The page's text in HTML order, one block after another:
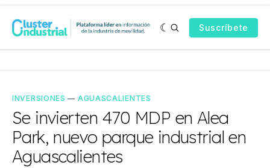
Suscríbete
INVERSIONES — AGUASCALIENTES
Se invierten 470 MDP en Alea
Park, nuevo parque industrial en
Aguascalientes